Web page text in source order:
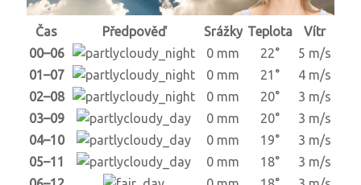
Čas Předpověď Srážky Teplota
Vítr
00–06
0 mm 22°
5 m/s
01–07
0 mm 21°
4 m/s
02–08
0 mm 20°
3 m/s
03–09
0 mm 20°
3 m/s
04–10
0 mm 19°
3 m/s
05–11
0 mm 18°
3 m/s